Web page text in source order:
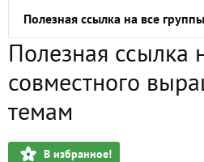
Полезная ссылка на все
Парадоксы рейтинга дачных
Ура, снежок и морозец!
Сезон-2025. Замачивание
Полезная ссылка
совместного
темам
В избранное!